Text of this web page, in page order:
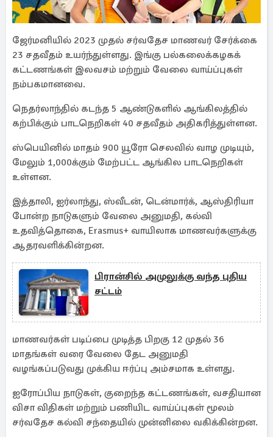
ஜேர்மனியில் 2023 முதல் சர்வதேச மாணவர் சேர்க்கை
23 சதவீதம் உயர்ந்துள்ளது. இங்கு பல்கலைக்கழகக்
கட்டணங்கள் இலவசம் மற்றும் வேலை வாய்ப்புகள்
நம்பகமானவை.
நெதர்லாந்தில் கடந்த 5 ஆண்டுகளில் ஆங்கிலத்தில்
கற்பிக்கும் பாடநெறிகள் 40 சதவீதம் அதிகரித்துள்ளன.
ஸ்பெயினில் மாதம் 900 யூரோ செலவில் வாழ முடியும்,
மேலும் 1,000க்கும் மேற்பட்ட ஆங்கில பாடநெறிகள்
உள்ளன.
இத்தாலி, ஐர்லாந்து, ஸ்வீடன், டென்மார்க், ஆஸ்திரியா
போன்ற நாடுகளும் வேலை அனுமதி, கல்வி
உதவித்தொகை, Erasmus+ வாயிலாக மாணவர்களுக்கு
ஆதரவளிக்கின்றன.
பிரான்சில் அமுலுக்கு வந்த புதிய
சட்டம்
மாணவர்கள் படிப்பை முடித்த பிறகு 12 முதல் 36
மாதங்கள் வரை வேலை தேட அனுமதி
வழங்கப்படுவது முக்கிய ஈர்ப்பு அம்சமாக உள்ளது.
ஐரோப்பிய நாடுகள், குறைந்த கட்டணங்கள், வசதியான
விசா விதிகள் மற்றும் பணியிட வாய்ப்புகள் மூலம்
சர்வதேச கல்வி சந்தையில் முன்னிலை வகிக்கின்றன.